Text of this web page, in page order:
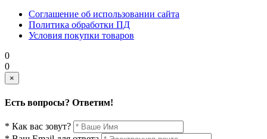
Соглашение об использовании сайта
Политика обработки ПД
Условия покупки товаров
0
0
×
Есть вопросы? Ответим!
* Как вас зовут?